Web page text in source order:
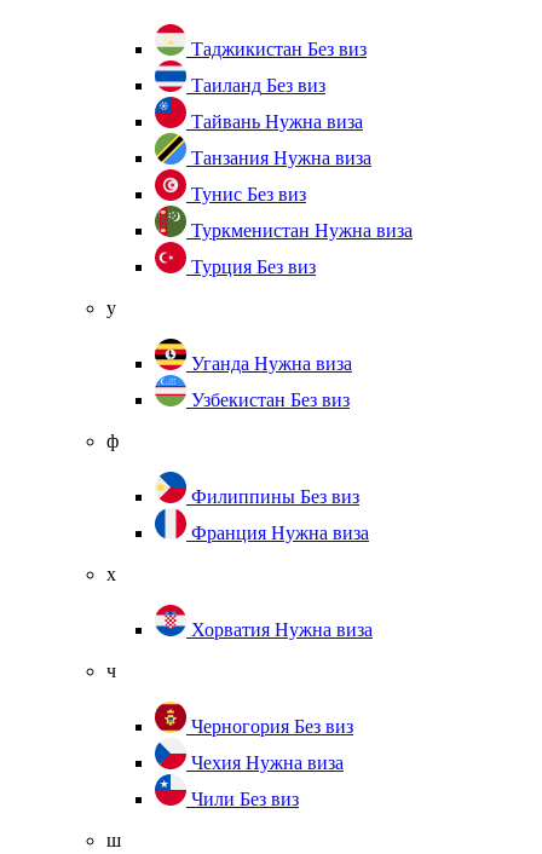
Таджикистан Без виз
Таиланд Без виз
Тайвань Нужна виза
Танзания Нужна виза
Тунис Без виз
Туркменистан Нужна виза
Турция Без виз
у
Уганда Нужна виза
Узбекистан Без виз
ф
Филиппины Без виз
Франция Нужна виза
х
Хорватия Нужна виза
ч
Черногория Без виз
Чехия Нужна виза
Чили Без виз
ш